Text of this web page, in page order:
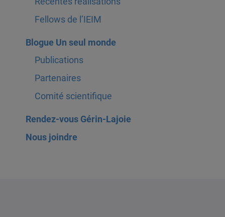
Fellows de l’IEIM
Blogue Un seul monde
Publications
Partenaires
Comité scientifique
Rendez-vous Gérin-Lajoie
Nous joindre